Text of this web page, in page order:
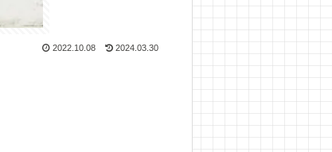
2022.10.08 2024.03.30